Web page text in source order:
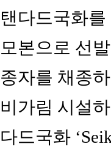
탠다드국화를
모본으로 선
종자를 채종
비가림 시설
다드국화